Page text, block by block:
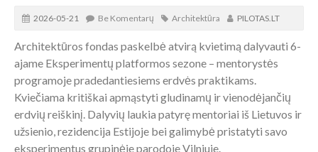
2026-05-21 Be Komentarų Architektūra PILOTAS.LT
Architektūros fondas paskelbė atvirą kvietimą dalyvauti 6-
ajame Eksperimentų platformos sezone – mentorystės
programoje pradedantiesiems erdvės praktikams.
Kviečiama kritiškai apmąstyti gludinamų ir vienodėjančių
erdvių reiškinį. Dalyvių laukia patyrę mentoriai iš Lietuvos ir
užsienio, rezidencija Estijoje bei galimybė pristatyti savo
eksperimentus grupinėje parodoje Vilniuje.